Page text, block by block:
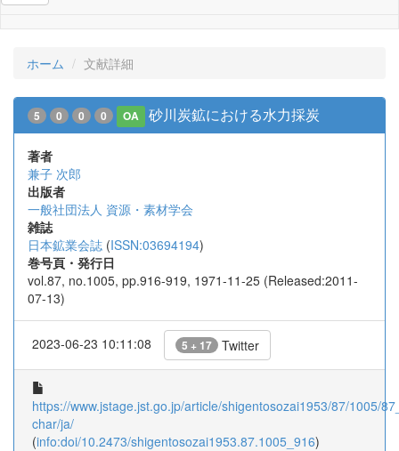
ホーム 文献詳細
5 0 0 0 OA 砂川炭鉱における水力採炭
著者
兼子 次郎
出版者
一般社団法人 資源・素材学会
雑誌
日本鉱業会誌 (ISSN:03694194)
巻号頁・発行日
vol.87, no.1005, pp.916-919, 1971-11-25 (Released:2011-
07-13)
2023-06-23 10:11:08 5 + 17 Twitter
https://www.jstage.jst.go.jp/article/shigentosozai1953/87/1005/
char/ja/
(info:doi/10.2473/shigentosozai1953.87.1005_916)